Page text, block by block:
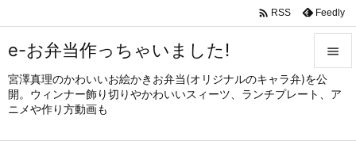
e-お弁当作っちゃいました!
宮澤真理のかわいいお絵かきお弁当(オリジナルのキャラ弁)を公
開。ウィンナー飾り切りやかわいいスィーツ、ランチプレート、ア
ニメや作り方動画も


メニュ
サイド
 RSS Feedly